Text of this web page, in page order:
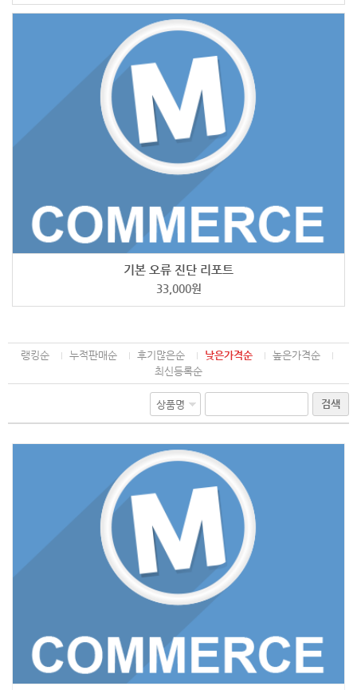
기본 오류 진단 리포트
33,000원
랭킹순 누적판매순 후기많은순 낮은가격순
높은가격순
최신등록순
검색